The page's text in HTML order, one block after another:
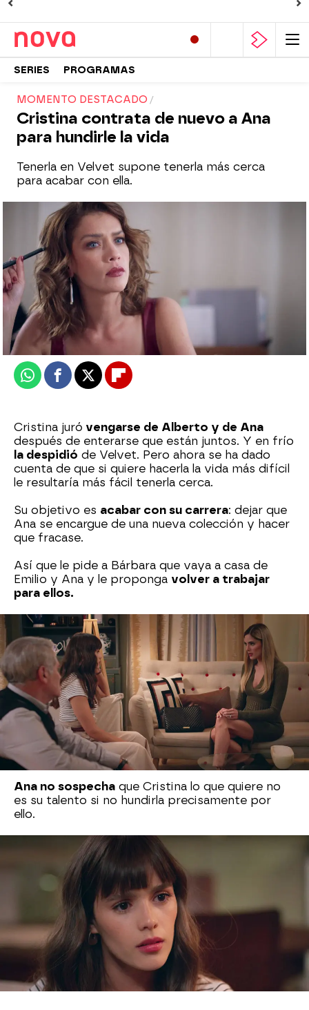
SERIES PROGRAMAS
MOMENTO DESTACADO
Cristina contrata de nuevo a Ana
para hundirle la vida
Tenerla en Velvet supone tenerla más cerca
para acabar con ella.
Nova
Publicado:02 de marzo de 2026, 14:17
WhatsappFacebook
X Flipboard
Cristina juró vengarse de Alberto y de Ana
después de enterarse que están juntos. Y en frío
la despidió de Velvet. Pero ahora se ha dado
cuenta de que si quiere hacerla la vida más difícil
le resultaría más fácil tenerla cerca.
Su objetivo es acabar con su carrera: dejar que
Ana se encargue de una nueva colección y hacer
que fracase.
Así que le pide a Bárbara que vaya a casa de
Emilio y Ana y le proponga volver a trabajar
para ellos.
Ana piensa que se están riendo de ella otra vez,
pero Bárbara consigueconvencerla de que
necesitan su profesionalidaden Velvet, porque
Raúl de la Riva también ha rechazado
incorporarse.
Aunque lo cierto de todo eso es que Cristina fue
a pedir a Raúl que vuelva y este le dijo que no,
porque es su amigo y no quiere ver cómo Ana le
hace daño.
Ana no sospecha que Cristina lo que quiere no
es su talento si no hundirla precisamente por
ello.
¿Qué decidirá Ana? ¿Aceptará estar trabajando
Cristina como jefay con Alberto por ahí?
» Series » Velvet el nuevo imperio » Mejores
momentos